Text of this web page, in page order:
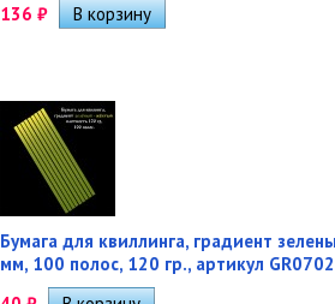
136 ₽
Бумага для квиллинга, градиент
мм, 100 полос, 120 гр., артикул